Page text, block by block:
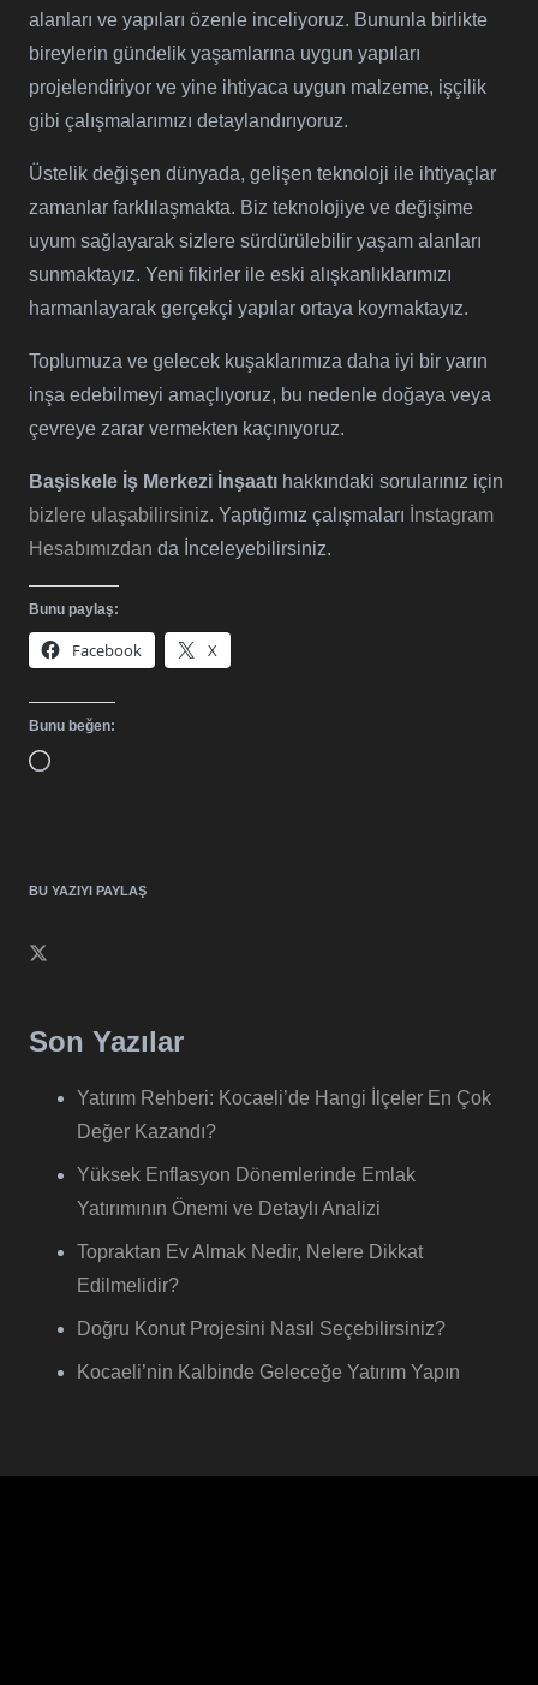
alanları ve yapıları özenle inceliyoruz. Bununla birlikte
bireylerin gündelik yaşamlarına uygun yapıları
projelendiriyor ve yine ihtiyaca uygun malzeme, işçilik
gibi çalışmalarımızı detaylandırıyoruz.
Üstelik değişen dünyada, gelişen teknoloji ile ihtiyaçlar
zamanlar farklılaşmakta. Biz teknolojiye ve değişime
uyum sağlayarak sizlere sürdürülebilir yaşam alanları
sunmaktayız. Yeni fikirler ile eski alışkanlıklarımızı
harmanlayarak gerçekçi yapılar ortaya koymaktayız.
Toplumuza ve gelecek kuşaklarımıza daha iyi bir yarın
inşa edebilmeyi amaçlıyoruz, bu nedenle doğaya veya
çevreye zarar vermekten kaçınıyoruz.
Başiskele İş Merkezi İnşaatı hakkındaki sorularınız için
bizlere ulaşabilirsiniz. Yaptığımız çalışmaları İnstagram
Hesabımızdan da İnceleyebilirsiniz.
Bunu paylaş:
Facebook X
Bunu beğen:
Yükleniyor...
BU YAZIYI PAYLAŞ
Son Yazılar
Yatırım Rehberi: Kocaeli’de Hangi İlçeler En Çok
Değer Kazandı?
Yüksek Enflasyon Dönemlerinde Emlak
Yatırımının Önemi ve Detaylı Analizi
Topraktan Ev Almak Nedir, Nelere Dikkat
Edilmelidir?
Doğru Konut Projesini Nasıl Seçebilirsiniz?
Kocaeli’nin Kalbinde Geleceğe Yatırım Yapın